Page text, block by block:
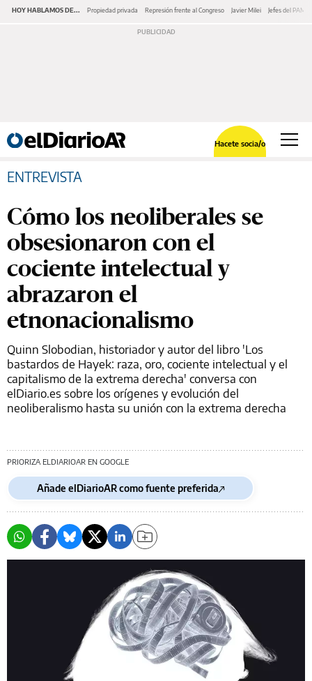
HOY HABLAMOS DE... Propiedad privada Represión frente al Congreso Javier Milei Jefes del PAMI
Hacete socia/o
ENTREVISTA
Cómo los neoliberales se
obsesionaron con el
cociente intelectual y
abrazaron el
etnonacionalismo
Quinn Slobodian, historiador y autor del libro 'Los
bastardos de Hayek: raza, oro, cociente intelectual y el
capitalismo de la extrema derecha' conversa con
elDiario.es sobre los orígenes y evolución del
neoliberalismo hasta su unión con la extrema derecha
PRIORIZA ELDIARIOAR EN GOOGLE
Añade elDiarioAR como fuente preferida